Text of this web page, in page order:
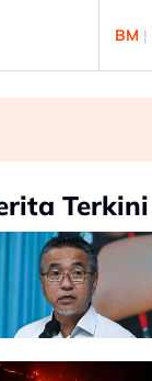
BM |
Terkini